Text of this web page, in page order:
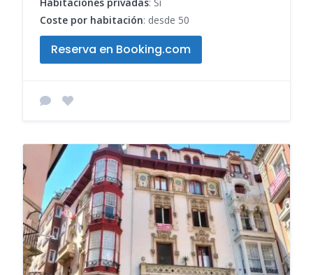
Coste por habitación: desde 50
Reserva en Booking.com